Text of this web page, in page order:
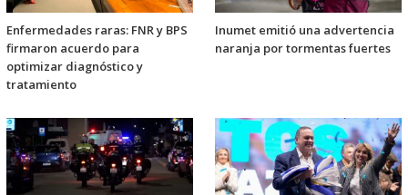
Enfermedades raras: FNR y BPS
firmaron acuerdo para
optimizar diagnóstico y
tratamiento
Inumet emitió una advertencia
naranja por tormentas fuertes